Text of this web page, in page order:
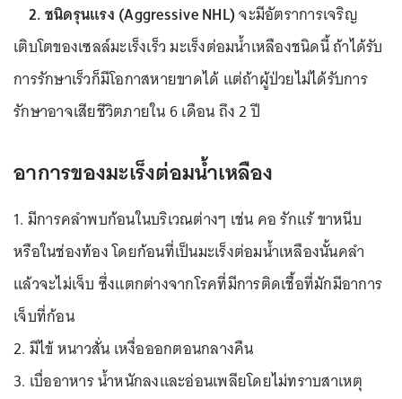
2. ชนิดรุนแรง (Aggressive NHL)จะมีอัตราการเจริญ
เติบโตของเซลล์มะเร็งเร็ว มะเร็งต่อมน้ำเหลืองชนิดนี้ ถ้าได้รับ
การรักษาเร็วก็มีโอกาสหายขาดได้ แต่ถ้าผู้ป่วยไม่ได้รับการ
รักษาอาจเสียชีวิตภายใน 6 เดือน ถึง 2 ปี
อาการของมะเร็งต่อมน้ำเหลือง
1. มีการคลำพบก้อนในบริเวณต่างๆ เช่น คอ รักแร้ ขาหนีบ
หรือในช่องท้อง โดยก้อนที่เป็นมะเร็งต่อมน้ำเหลืองนั้นคลำ
แล้วจะไม่เจ็บ ซึ่งแตกต่างจากโรคที่มีการติดเชื้อที่มักมีอาการ
เจ็บที่ก้อน
2. มีไข้ หนาวสั่น เหงื่อออกตอนกลางคืน
3. เบื่ออาหาร น้ำหนักลงและอ่อนเพลียโดยไม่ทราบสาเหตุ